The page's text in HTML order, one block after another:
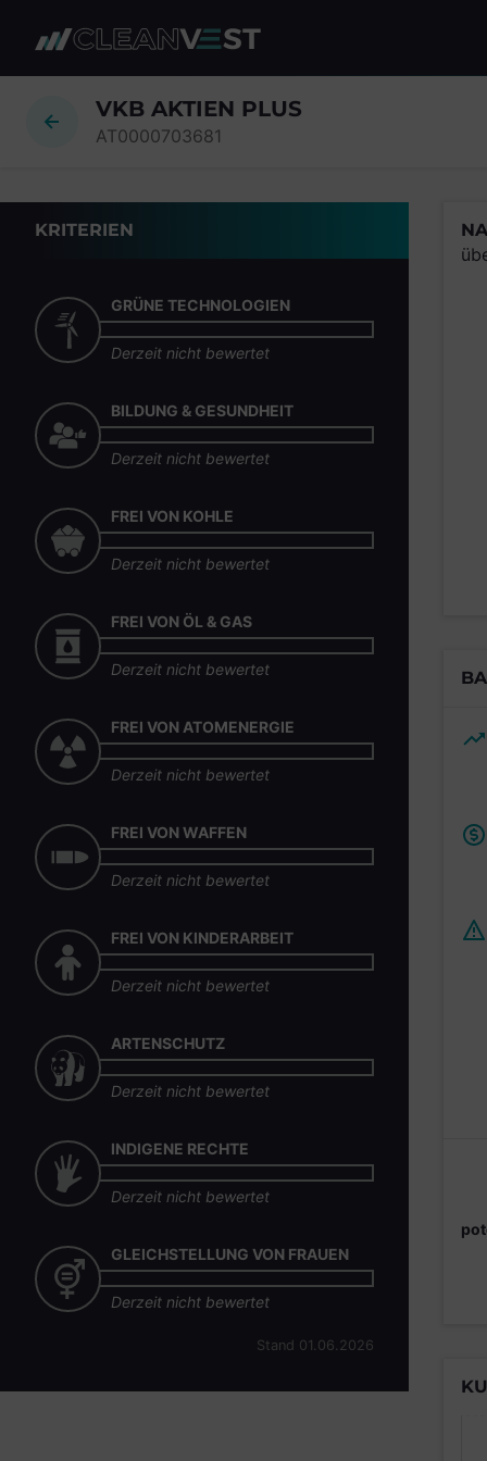
VKB AKTIEN PLUS
AT0000703681
KRITERIEN
GRÜNE TECHNOLOGIEN
Derzeit nicht bewertet
BILDUNG & GESUNDHEIT
Derzeit nicht bewertet
FREI VON KOHLE
Derzeit nicht bewertet
FREI VON ÖL & GAS
Derzeit nicht bewertet
FREI VON ATOMENERGIE
Derzeit nicht bewertet
FREI VON WAFFEN
Derzeit nicht bewertet
FREI VON KINDERARBEIT
Derzeit nicht bewertet
ARTENSCHUTZ
Derzeit nicht bewertet
INDIGENE RECHTE
Derzeit nicht bewertet
GLEICHSTELLUNG VON FRAUEN
Derzeit nicht bewertet
Stand 01.06.2026